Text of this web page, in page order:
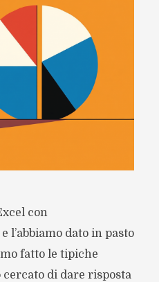
con
l’abbiamo dato in pasto
fatto le tipiche
di dare risposta